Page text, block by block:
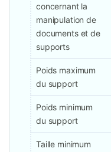
concernant la
manipulation de
documents et de
supports
Poids maximum
du support
Poids minimum
du support
Taille minimum